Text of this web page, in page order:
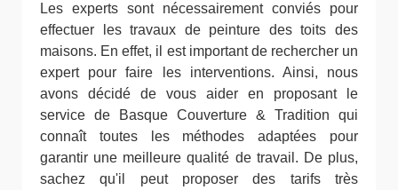
Les experts sont nécessairement conviés pour
effectuer les travaux de peinture des toits des
maisons. En effet, il est important de rechercher un
expert pour faire les interventions. Ainsi, nous
avons décidé de vous aider en proposant le
service de Basque Couverture & Tradition qui
connaît toutes les méthodes adaptées pour
garantir une meilleure qualité de travail. De plus,
sachez qu'il peut proposer des tarifs très